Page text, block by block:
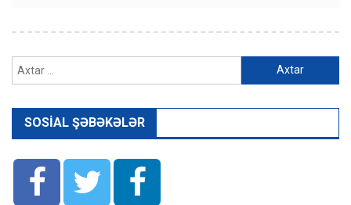
SOSIAL ŞƏBƏKƏLƏR